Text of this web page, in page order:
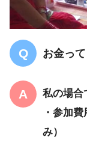
お金っ
私の場合
・参加
み）